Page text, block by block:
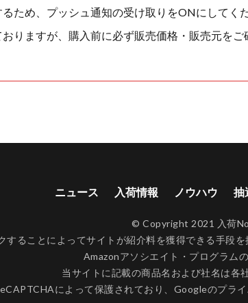
ため、プッシュ通知の受け取りをONにしてくだ
りますが、購入前に必ず販売価格・販売元をご
ニュース 入荷情報 ノウハウ 抽
© Copyright 2021 入荷
することによってサイトが紹介料を獲得できる手段
Amazonアソシエイト・プログラムの
当サイトに記載の商品名および社名は各
によって保護されており、Googleのプラ